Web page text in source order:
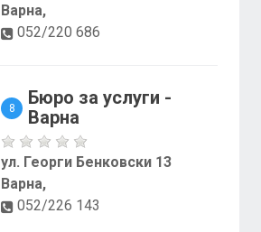
Варна,
052/220 686
8
Бюро за услуги -
Варна
ул. Георги Бенковски 13
Варна,
052/226 143